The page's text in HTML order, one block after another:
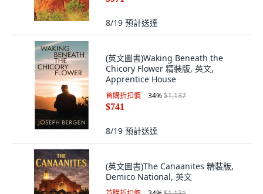
8/19 預計送達
(英文圖書)Waking Beneath the
Chicory Flower 精裝版, 英文,
Apprentice House
首購折扣價 34%$1,137
$741
8/19 預計送達
(英文圖書)The Canaanites 精裝版,
Demico National, 英文